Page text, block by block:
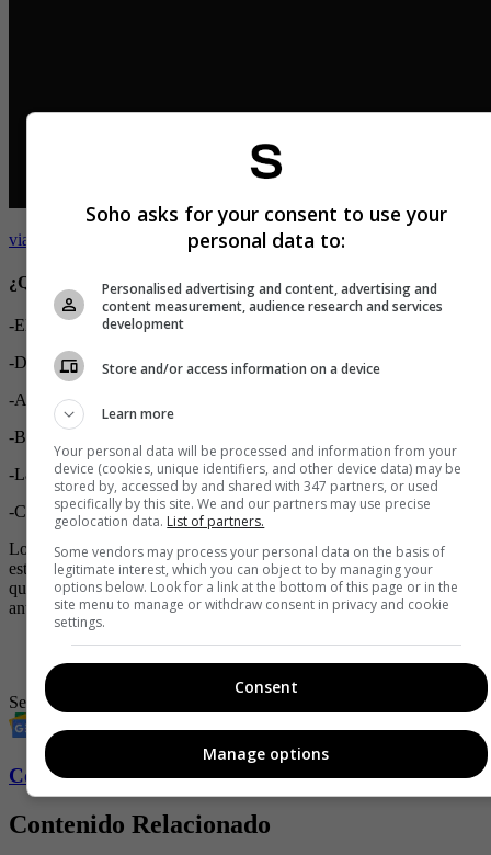
via GIPHY
¿Qué otras posturas puedo emplear para disfrutar el sexo anal?
-El perrito
-De pie
-Al borde
-Boca abajo
-Lateral
-Cabalgando
Lo más importante es que se haga una buena lubricación y
estimulación antes de iniciar el proceso. Lo otro que debe saber es
que es mejor hacerlo sin prisa y con mucha suavidad. Una ducha
antes no le vendría mal y mejor aún si hay mucha confianza.
Sexo sin alma: la epidemia silenciosa del hombre moderno
-El arte de venerar con la boca
Sexo
Conozca más de Soho aquí
Contenido Relacionado
Soho asks for your consent to use your
personal data to:
Personalised advertising and content, advertising and
content measurement, audience research and services
development
Store and/or access information on a device
Learn more
Your personal data will be processed and information from your
device (cookies, unique identifiers, and other device data) may be
stored by, accessed by and shared with 347 partners, or used
specifically by this site. We and our partners may use precise
geolocation data. List of partners.
Some vendors may process your personal data on the basis of
legitimate interest, which you can object to by managing your
options below. Look for a link at the bottom of this page or in the
site menu to manage or withdraw consent in privacy and cookie
settings.
Consent
Manage options